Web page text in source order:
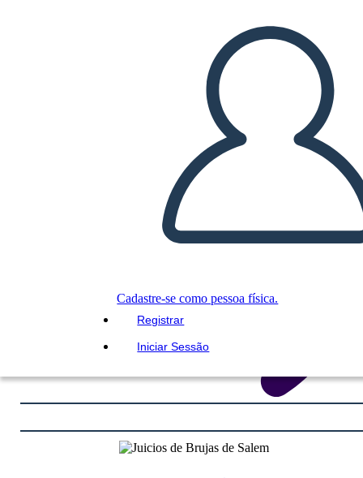
Cadastre-se como pessoa física.
Registrar
Iniciar Sessão
REPRODUZIR APRESENTAÇÃO DE SLIDES
LEIA PRA MIM